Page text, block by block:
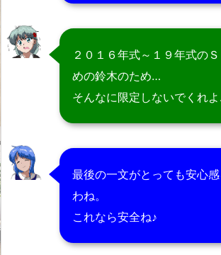
２０１６年式～１９年式の
めの鈴木のため…
そんなに限定しないでくれ
最後の一文がとっても安心
わね。
これなら安全ね♪